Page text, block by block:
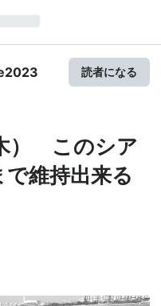
読者になる
） このシア
維持出来る